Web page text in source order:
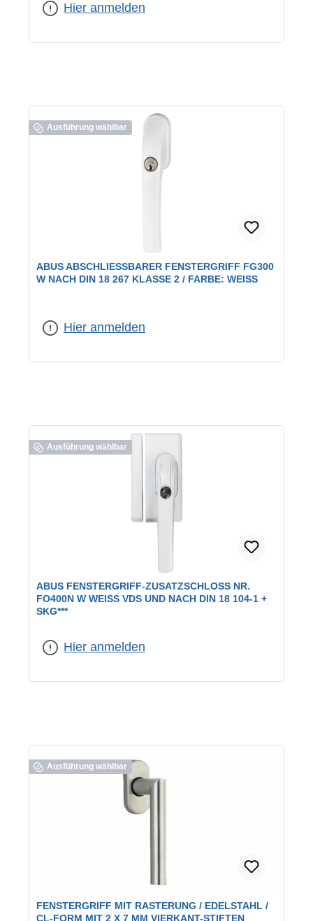
Hier anmelden
Ausführung wählbar
ABUS ABSCHLIESSBARER FENSTERGRIFF FG300 W
NACH DIN 18 267 KLASSE 2 / FARBE: WEISS
Hier anmelden
Ausführung wählbar
ABUS FENSTERGRIFF-ZUSATZSCHLOSS NR.
FO400N W WEISS VDS UND NACH DIN 18 104-1 + S
KG***
Hier anmelden
Ausführung wählbar
FENSTERGRIFF MIT RASTERUNG / EDELSTAHL /
CL-FORM MIT 2 X 7 MM VIERKANT-STIFTEN